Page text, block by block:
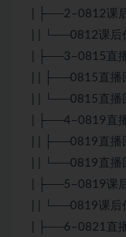
| ├──2–0812课
| | └──0812课后
| ├──3–0815直
| | ├──0815直播
| | └──0815直播
| ├──4–0819直
| | ├──0819直播
| | └──0819直播
| ├──5–0819课
| | └──0819课后
| ├──6–0821直